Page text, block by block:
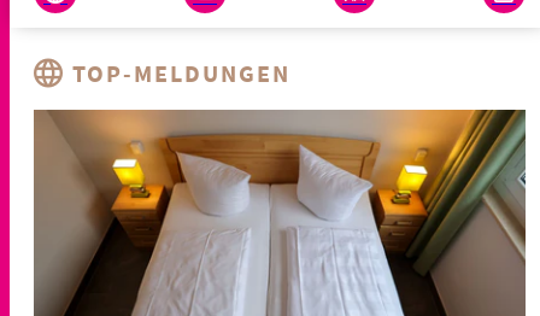
TOP-MELDUNGEN